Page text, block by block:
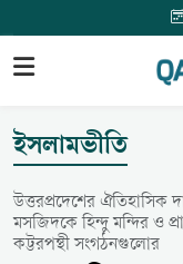
ইসলামভীতি
উত্তরপ্রদেশের ঐতিহাসিক
মসজিদকে হিন্দু মন্দির ও
কট্টরপন্থী সংগঠনগুলোর